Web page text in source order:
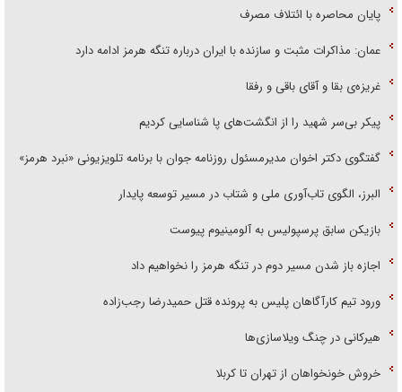
پایان محاصره با ائتلاف مصرف
عمان: مذاکرات مثبت و سازنده با ایران درباره تنگه هرمز ادامه دارد
غریزه‌ی بقا و آقای باقی و رفقا
پیکر بی‌سر شهید را از انگشت‌های پا شناسایی کردیم
گفتگوی دکتر اخوان مدیرمسئول روزنامه جوان با برنامه تلویزیونی «نبرد هرمز»
البرز، الگوی تاب‌آوری ملی و شتاب در مسیر توسعه پایدار
بازیکن سابق پرسپولیس به آلومینیوم پیوست
اجازه باز شدن مسیر دوم در تنگه هرمز را نخواهیم داد
ورود تیم کارآگاهان پلیس به پرونده قتل حمیدرضا رجب‌زاده
هیرکانی در چنگ ویلاسازی‌ها
خروش خونخواهان از تهران تا کربلا